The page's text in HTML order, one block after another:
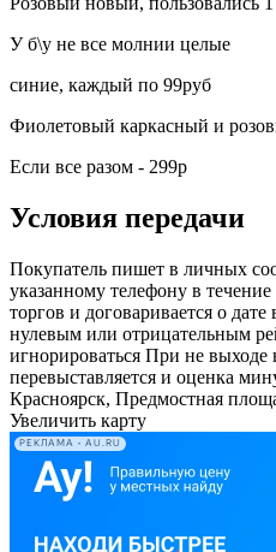
У б\у не все молнии целые
синие, каждый по 99руб
Фиолетовый каркасный и
Если все разом - 299р
Условия передачи
Покупатель пишет в личных
указанному телефону в
торгов и договаривается о
нулевым или отрицательным
игнорироваться При не выходе
перевыставляется и оценка
Красноярск, Предмостная
Увеличить карту
РЕКЛАМА • AU.RU